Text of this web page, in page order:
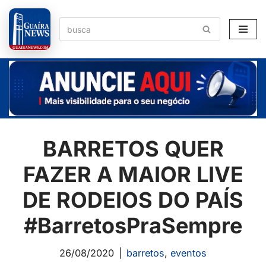
Pular
para
o
conteúdo
BARRETOS QUER
FAZER A MAIOR LIVE
DE RODEIOS DO PAÍS
#BarretosPraSempre
26/08/2020 barretos, eventos